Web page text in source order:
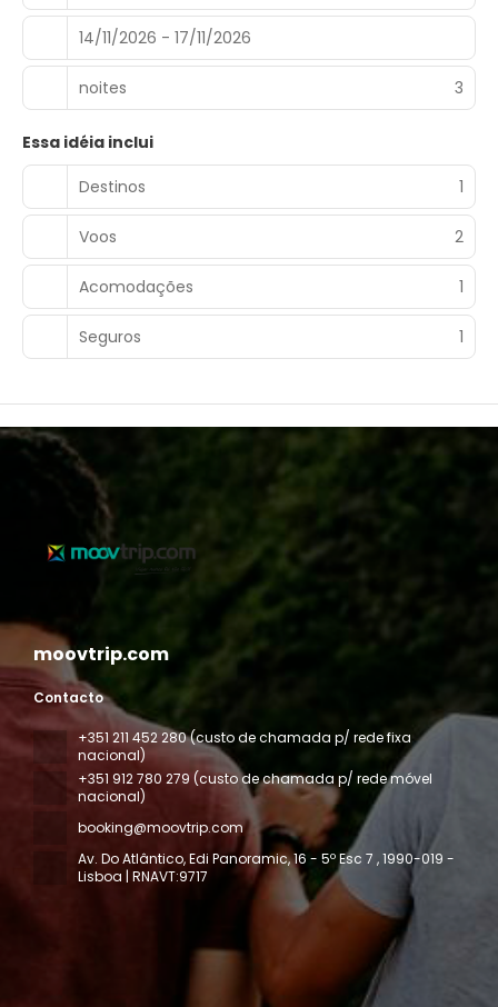
14/11/2026 - 17/11/2026
noites 3
Essa idéia inclui
Destinos
1
Voos 2
Acomodações 1
Seguros 1
moovtrip.com
Contacto
+351 211 452 280 (custo de chamada p/ rede fixa
nacional)
+351 912 780 279 (custo de chamada p/ rede móvel
nacional)
booking@moovtrip.com
Av. Do Atlântico, Edi Panoramic, 16 - 5º Esc 7 , 1990-019 -
Lisboa | RNAVT:9717